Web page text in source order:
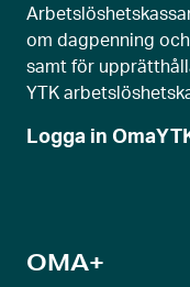
u
t
r
e
g
v
om dagpenning
samt för
YTK
Logga in
OMA+